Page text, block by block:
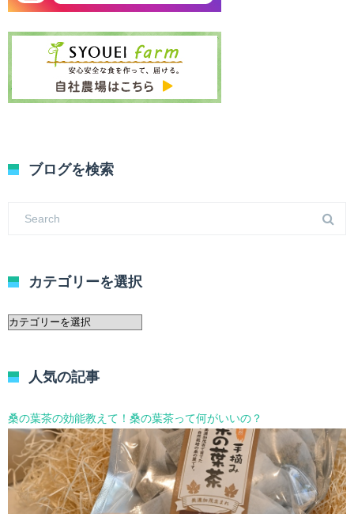
ブログを検索
カテゴリーを選択
カ
ー
選
択
人気の記事
桑の葉茶の効能教えて！桑の葉茶って何がいいの？